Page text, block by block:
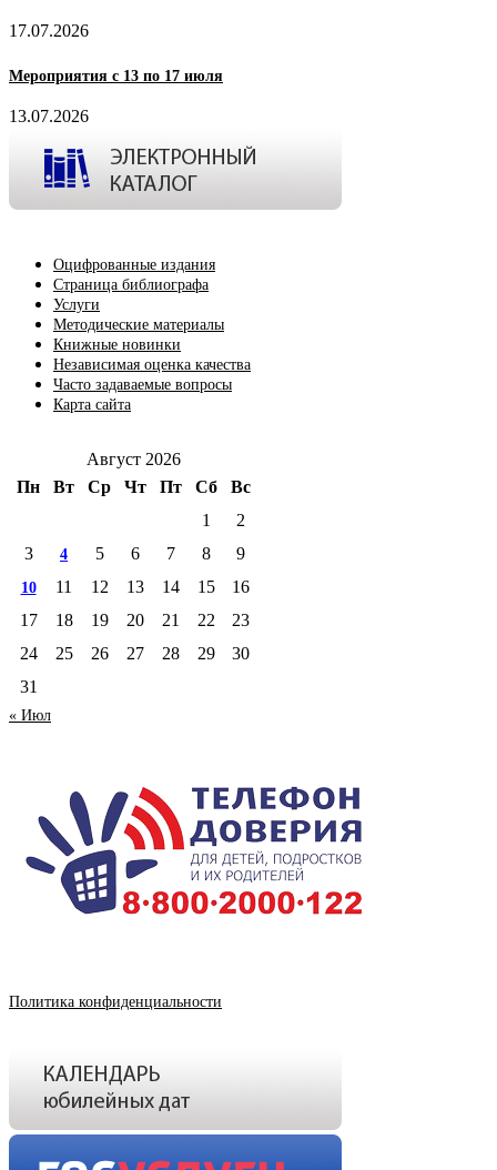
17.07.2026
Мероприятия с 13 по 17 июля
13.07.2026
Оцифрованные издания
Страница библиографа
Услуги
Методические материалы
Книжные новинки
Независимая оценка качества
Часто задаваемые вопросы
Карта сайта
Август 2026
Пн
Вт Ср Чт Пт Сб
Вс
1
2
3
4 5 6 7 8 9
10 11 12 13 14 15
16
17
18 19 20 21 22
23
24
25 26 27 28 29
30
31
« Июл
Политика конфиденциальности